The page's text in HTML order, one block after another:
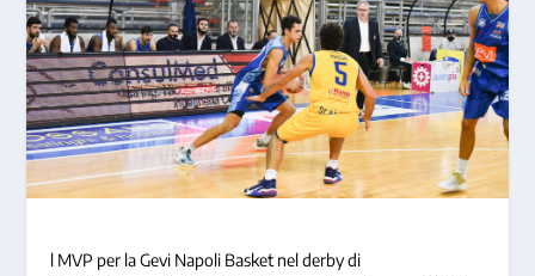
l MVP per la Gevi Napoli Basket nel derby di